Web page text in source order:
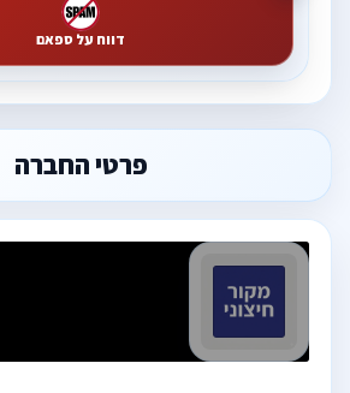
דווח על ספאם
פרטי החברה